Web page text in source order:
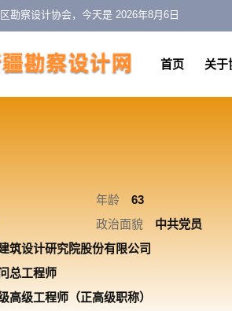
勘察设计协会，今天是 2026年8月6日
首页 关于
年龄
63
政治面貌
中共党员
筑设计研究院股份有限公司
总工程师
高级工程师（正高级职称）